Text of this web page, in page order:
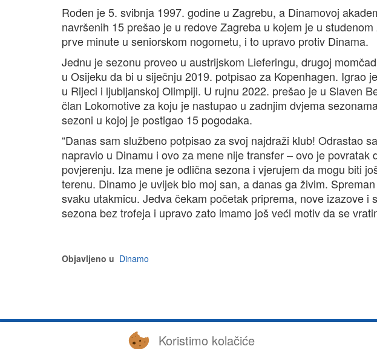
Rođen je 5. svibnja 1997. godine u Zagrebu, a Dinamovoj
navršenih 15 prešao je u redove Zagreba u kojem je u
prve minute u seniorskom nogometu, i to upravo protiv Dinama.
Jednu je sezonu proveo u austrijskom Lieferingu, drugoj
u Osijeku da bi u siječnju 2019. potpisao za Kopenhagen. Igrao
u Rijeci i ljubljanskoj Olimpiji. U rujnu 2022. prešao je u Slaven
član Lokomotive za koju je nastupao u zadnjim dvjema
sezoni u kojoj je postigao 15 pogodaka.
“Danas sam službeno potpisao za svoj najdraži klub! Odrastao
napravio u Dinamu i ovo za mene nije transfer – ovo je povratak
povjerenju. Iza mene je odlična sezona i vjerujem da mogu biti
terenu. Dinamo je uvijek bio moj san, a danas ga živim.
svaku utakmicu. Jedva čekam početak priprema, nove izazove i
sezona bez trofeja i upravo zato imamo još veći motiv da se
Objavljeno u Dinamo
Koristimo kolačiće